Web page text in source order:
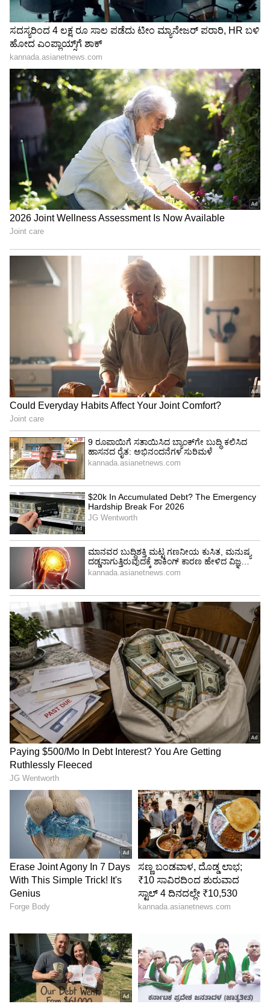
ಸಿಕ್ಸರ್; ಭಾರತಕ್ಕೆ ರೋಚಕ ಜಯ
ಹೀಗಂದಿದ್ದೇಕೆ VVS ಲಕ್ಷ್ಮಣ್‌?
LATEST VIDEOS
"ರಾಜಕೀಯ ಬೇಡ, ಸಿನಿಮಾನೇ ಪ್ರಾಣ":
ಕನಕೋತ್ಸವದಲ್ಲಿ ರಿಷಬ್ ಶೆಟ್ಟಿ | Rishab
Shetty speech | Suvarna News
ಶೇ.50 ರಿಂದ ಶೇ.18 ಕ್ಕೆ TAX ಇಳಿಕೆ: ಮೋದಿ-
ಟ್ರಂಪ್ ಐತಿಹಾಸಿಕ ಒಪ್ಪಂದ | India US
Trade Deal | Party Rounds